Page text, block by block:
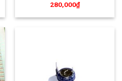
280,000₫